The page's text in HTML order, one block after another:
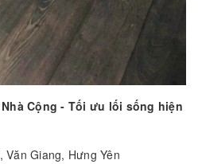
Cộng - Tối ưu lối sống hiện
Giang, Hưng Yên